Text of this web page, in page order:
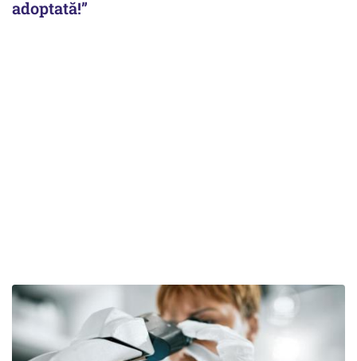
adoptată!”